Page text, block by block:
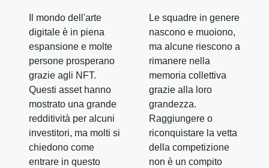
Il mondo dell'arte
digitale è in piena
espansione e molte
persone prosperano
grazie agli NFT.
Questi asset hanno
mostrato una grande
redditività per alcuni
investitori, ma molti si
chiedono come
entrare in questo
Le squadre in genere
nascono e muoiono,
ma alcune riescono a
rimanere nella
memoria collettiva
grazie alla loro
grandezza.
Raggiungere o
riconquistare la vetta
della competizione
non è un compito